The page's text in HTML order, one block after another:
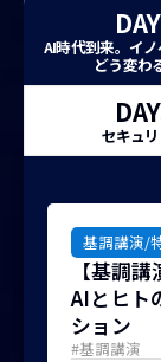
AI時代到来。 イ
どう変わ
セキュ
基調講演/
【基調講
AIとヒト
ション
#基調講演